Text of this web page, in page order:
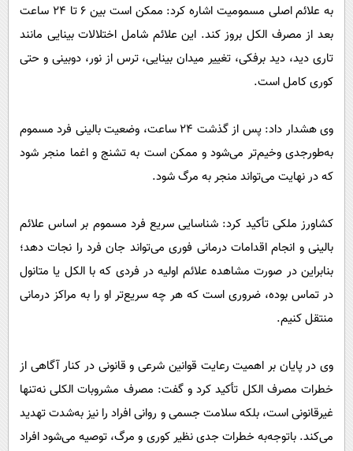
به علائم اصلی مسمومیت اشاره کرد: ممکن است بین ۶ تا ۲۴ ساعت
بعد از مصرف الکل بروز کند. این علائم شامل اختلالات بینایی مانند
تاری دید، دید برفکی، تغییر میدان بینایی، ترس از نور، دوبینی و حتی
کوری کامل است.
وی هشدار داد: پس از گذشت ۲۴ ساعت، وضعیت بالینی فرد مسموم
به‌طورجدی وخیم‌تر می‌شود و ممکن است به تشنج و اغما منجر شود
که در نهایت می‌تواند منجر به مرگ شود.
کشاورز ملکی تأکید کرد: شناسایی سریع فرد مسموم بر اساس علائم
بالینی و انجام اقدامات درمانی فوری می‌تواند جان فرد را نجات دهد؛
بنابراین در صورت مشاهده علائم اولیه در فردی که با الکل یا متانول
در تماس بوده، ضروری است که هر چه سریع‌تر او را به مراکز درمانی
منتقل کنیم.
وی در پایان بر اهمیت رعایت قوانین شرعی و قانونی در کنار آگاهی از
خطرات مصرف الکل تأکید کرد و گفت: مصرف مشروبات الکلی نه‌تنها
غیرقانونی است، بلکه سلامت جسمی و روانی افراد را نیز به‌شدت تهدید
می‌کند. باتوجه‌به خطرات جدی نظیر کوری و مرگ، توصیه می‌شود افراد